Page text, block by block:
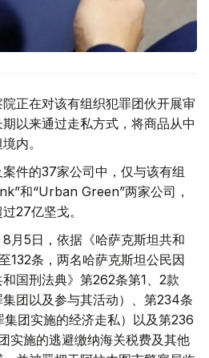
正在对该有组织犯罪团伙开展审
以来通过走私方式，将商品从中
内。
件的37家公司中，仅与该有组
和“Urban Green”两家公司，
27亿坚戈。
月5日，依据《哈萨克斯坦共和
132条，两名哈萨克斯坦公民因
国刑法典》第262条第1、2款
集团以及参与其活动）、第234条
团实施的经济走私）以及第236
实施的逃避缴纳海关税费及其他